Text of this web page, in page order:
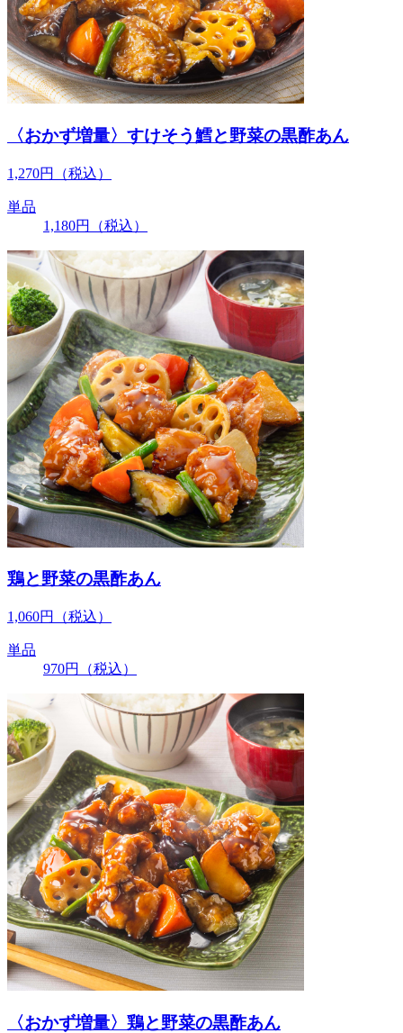
〈おかず増量〉すけそう鱈と野菜の黒酢あん
1,270円 （税込）
単品
1,180円 （税込）
鶏と野菜の黒酢あん
1,060円 （税込）
単品
970円 （税込）
〈おかず増量〉鶏と野菜の黒酢あん